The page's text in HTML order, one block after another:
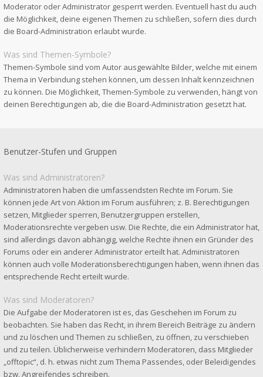
Moderator oder Administrator gesperrt werden. Eventuell hast du auch
die Möglichkeit, deine eigenen Themen zu schließen, sofern dies durch
die Board-Administration erlaubt wurde.
Was sind Themen-Symbole?
Themen-Symbole sind vom Autor ausgewählte Bilder, welche mit einem
Thema in Verbindung stehen können, um dessen Inhalt kennzeichnen
zu können. Die Möglichkeit, Themen-Symbole zu verwenden, hängt von
deinen Berechtigungen ab, die die Board-Administration gesetzt hat.
Benutzer-Stufen und Gruppen
Was sind Administratoren?
Administratoren haben die umfassendsten Rechte im Forum. Sie
können jede Art von Aktion im Forum ausführen; z. B. Berechtigungen
setzen, Mitglieder sperren, Benutzergruppen erstellen,
Moderationsrechte vergeben usw. Die Rechte, die ein Administrator hat,
sind allerdings davon abhängig, welche Rechte ihnen ein Gründer des
Forums oder ein anderer Administrator erteilt hat. Administratoren
können auch volle Moderationsberechtigungen haben, wenn ihnen das
entsprechende Recht erteilt wurde.
Was sind Moderatoren?
Die Aufgabe der Moderatoren ist es, das Geschehen im Forum zu
beobachten. Sie haben das Recht, in ihrem Bereich Beiträge zu ändern
und zu löschen und Themen zu schließen, zu öffnen, zu verschieben
und zu teilen. Üblicherweise verhindern Moderatoren, dass Mitglieder
„offtopic“, d. h. etwas nicht zum Thema Passendes, oder Beleidigendes
bzw. Angreifendes schreiben.